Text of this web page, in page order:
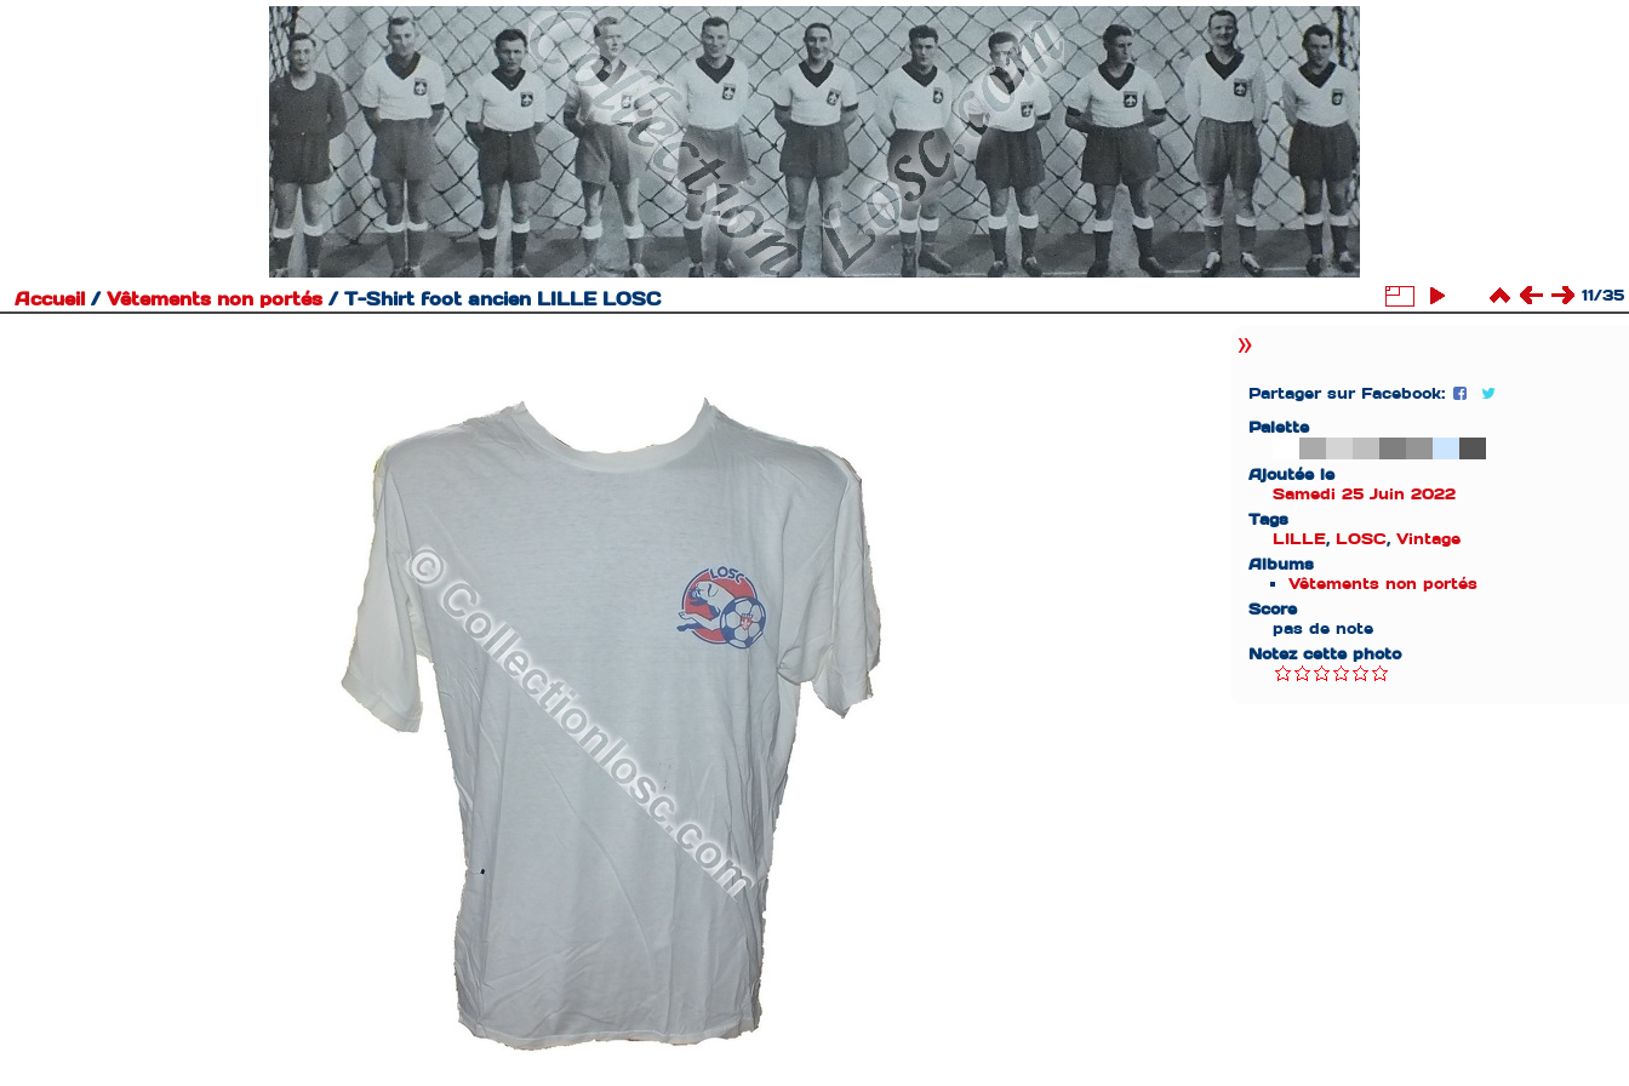
Accueil / Vêtements non portés/ T-Shirt foot ancien LILLE LOSC 11/35
Partager sur Facebook:
Palette
Ajoutée le
Samedi 25 Juin 2022
Tags
LILLE, LOSC, Vintage
Albums
Vêtements non portés
Score
pas de note
Notez cette photo